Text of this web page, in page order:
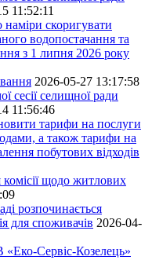
11:52:11
скоригувати
водопостачання та
з 1 липня 2026 року
2026-05-27 13:17:58
сесії селищної ради
11:56:46
тарифи на послуги
а також тарифи на
побутових відходів
комісії щодо житлових
розпочинається
для споживачів 2026-04-
Сервіс-Козелець»